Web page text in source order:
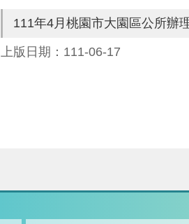
111年4月桃園市大園區公所辦
上版日期：111-06-17